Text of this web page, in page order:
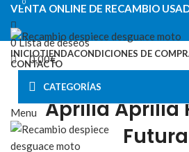
VENTA ONLINE DE RECAMBIO
0Lista de deseos
0,00€
VENTA ONLINE DE
INICIOTIENDACONDICIONES DE
CONTACTO
CATEGORÍAS
Menu
0
Recambios
Aprilia Aprilia
Futura